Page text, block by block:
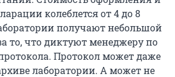
колеблется от 4 до 8
получают небольшой
то, что диктуют менеджеру по
Протокол может даже
лаборатории. А может не